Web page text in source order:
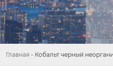
Главная - Кобальт черный